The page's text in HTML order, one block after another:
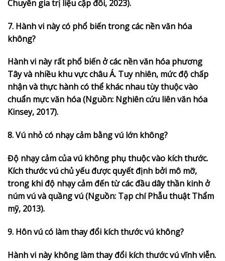
Chuyên gia trị liệu cặp đôi, 2023).
7. Hành vi này có phổ biến trong các nền văn hóa
không?
Hành vi này rất phổ biến ở các nền văn hóa phương
Tây và nhiều khu vực châu Á. Tuy nhiên, mức độ chấp
nhận và thực hành có thể khác nhau tùy thuộc vào
chuẩn mực văn hóa (Nguồn: Nghiên cứu liên văn hóa
Kinsey, 2017).
8. Vú nhỏ có nhạy cảm bằng vú lớn không?
Độ nhạy cảm của vú không phụ thuộc vào kích thước.
Kích thước vú chủ yếu được quyết định bởi mô mỡ,
trong khi độ nhạy cảm đến từ các đầu dây thần kinh ở
núm vú và quầng vú (Nguồn: Tạp chí Phẫu thuật Thẩm
mỹ, 2013).
9. Hôn vú có làm thay đổi kích thước vú không?
Hành vi này không làm thay đổi kích thước vú vĩnh viễn.